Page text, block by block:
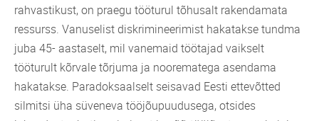
rahvastikust, on praegu tööturul tõhusalt rakendamata
ressurss. Vanuselist diskrimineerimist hakatakse tundma
juba 45- aastaselt, mil vanemaid töötajad vaikselt
tööturult kõrvale tõrjuma ja noorematega asendama
hakatakse. Paradoksaalselt seisavad Eesti ettevõtted
silmitsi üha süveneva tööjõupuudusega, otsides